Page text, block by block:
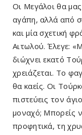
Οι Μεγάλοι θα
αγάπη, αλλά από
και μία σχετική
Αιτωλού. Έλεγε:
διώχνει εκατό
χρειάζεται. Το
θα καείς. Οι
πιστεύεις τον
μοναχό; Μπορείς
προφητικά, τη